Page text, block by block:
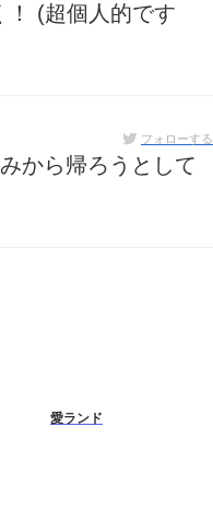
！ (超個人的です
フォローする
から帰ろうとして
愛ランド